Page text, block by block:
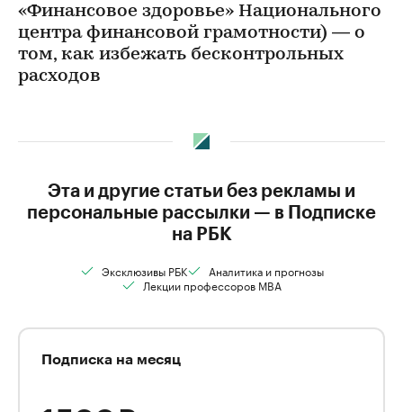
«Финансовое здоровье» Национального
центра финансовой грамотности) — о
том, как избежать бесконтрольных
расходов
Эта и другие статьи без рекламы и
персональные рассылки — в Подписке
на РБК
Эксклюзивы РБК
Аналитика и прогнозы
Лекции профессоров MBA
Подписка на месяц